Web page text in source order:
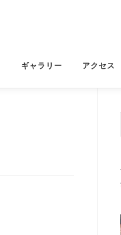
ギャラリー アクセス